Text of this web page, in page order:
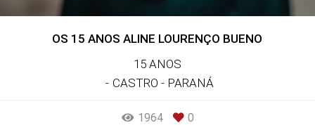
OS 15 ANOS ALINE LOURENÇO BUENO
15 ANOS
CASTRO - PARANÁ
1964 0